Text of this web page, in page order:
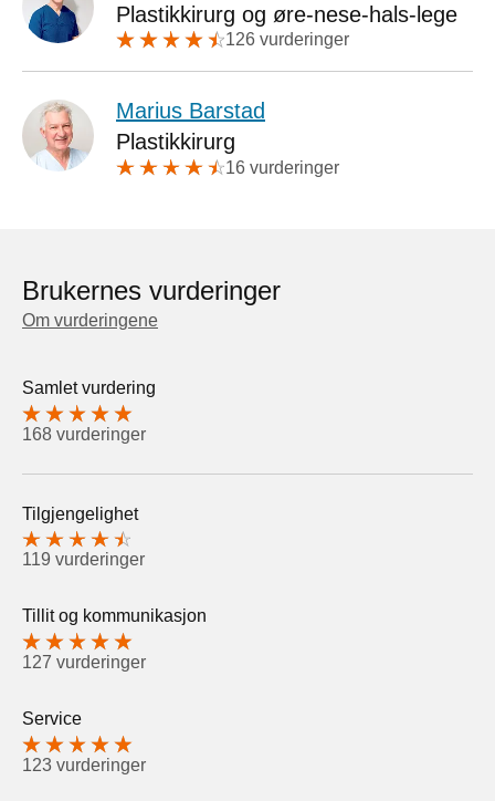
Plastikkirurg og øre-nese-hals-lege
126 vurderinger
Marius Barstad
Plastikkirurg
16 vurderinger
Brukernes vurderinger
Om vurderingene
Samlet vurdering
168 vurderinger
Tilgjengelighet
119 vurderinger
Tillit og kommunikasjon
127 vurderinger
Service
123 vurderinger